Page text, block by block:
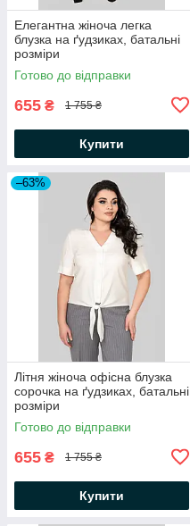
Елегантна жіноча легка
блузка на ґудзиках, батальні
розміри
Готово до відправки
655 ₴ 1 755 ₴
Купити
–63%
Літня жіноча офісна блузка
сорочка на ґудзиках, батальні
розміри
Готово до відправки
655 ₴ 1 755 ₴
Купити